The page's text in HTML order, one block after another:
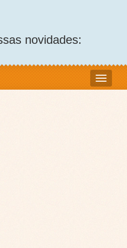
novidades: